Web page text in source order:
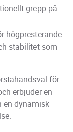
grepp på
högpresterande
stabilitet som
för
erbjuder en
en dynamisk